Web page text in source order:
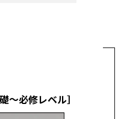
～必修レベル］